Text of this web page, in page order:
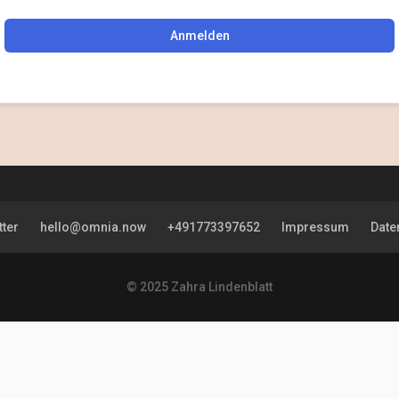
Anmelden
hello@omnia.now +491773397652 Impressum
© 2025 Zahra Lindenblatt